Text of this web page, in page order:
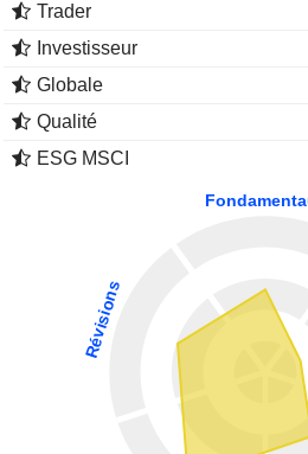
Trader
Investisseur
Globale
Qualité
ESG MSCI